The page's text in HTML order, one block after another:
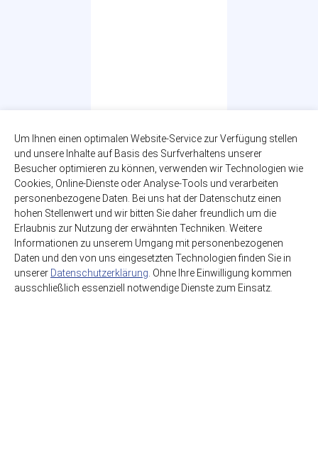
Grapefruit Zitrone
12 x 0,70l
zzgl. 3,30€ Pfand
Glas-MEHRWEG
9,99€
(1,19€ / Liter)
Um Ihnen einen optimalen Website-Service zur Verfügung stellen
und unsere Inhalte auf Basis des Surfverhaltens unserer
Besucher optimieren zu können, verwenden wir Technologien wie
Cookies, Online-Dienste oder Analyse-Tools und verarbeiten
personenbezogene Daten. Bei uns hat der Datenschutz einen
hohen Stellenwert und wir bitten Sie daher freundlich um die
Erlaubnis zur Nutzung der erwähnten Techniken. Weitere
Informationen zu unserem Umgang mit personenbezogenen
Daten und den von uns eingesetzten Technologien finden Sie in
unserer Datenschutzerklärung . Ohne Ihre Einwilligung kommen
ausschließlich essenziell notwendige Dienste zum Einsatz.